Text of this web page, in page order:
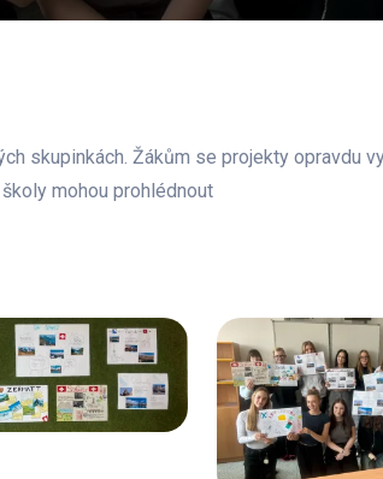
skupinkách. Žákům se projekty opravdu
mohou prohlédnout